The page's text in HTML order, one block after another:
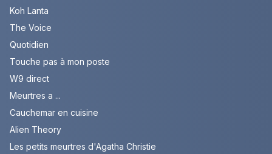
Koh Lanta
The Voice
Quotidien
Touche pas à mon poste
W9 direct
Meurtres a ...
Cauchemar en cuisine
Alien Theory
Les petits meurtres d'Agatha Christie